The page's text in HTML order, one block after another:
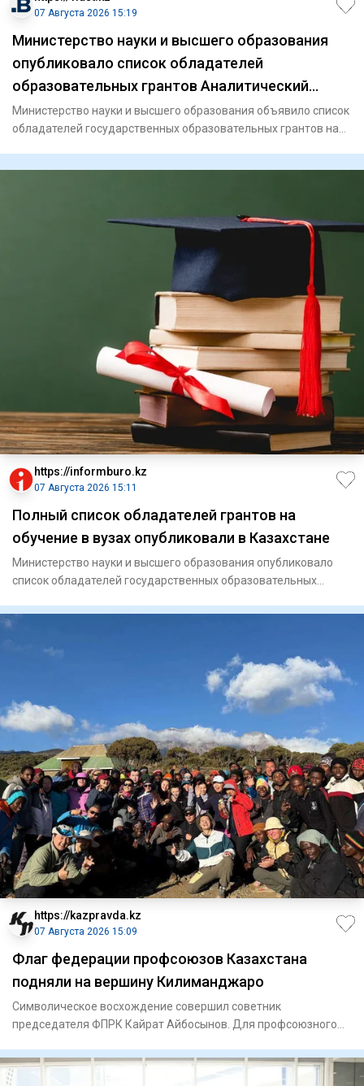
07 Августа 2026 15:19
Министерство науки и высшего образования
опубликовало список обладателей
образовательных грантов Аналитический
интернет журнал Власть
Министерство науки и высшего образования объявило список
обладателей государственных образовательных грантов на
https://informburo.kz
07 Августа 2026 15:11
Полный список обладателей грантов на
обучение в вузах опубликовали в Казахстане
Министерство науки и высшего образования опубликовало
список обладателей государственных образовательных
https://kazpravda.kz
07 Августа 2026 15:09
Флаг федерации профсоюзов Казахстана
подняли на вершину Килиманджаро
Символическое восхождение совершил советник
председателя ФПРК Кайрат Айбосынов. Для профсоюзного